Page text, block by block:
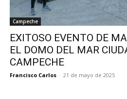
Campeche
EXITOSO EVENTO DE
EL DOMO DEL MAR
CAMPECHE
Francisco Carlos - 21 de mayo de 2025